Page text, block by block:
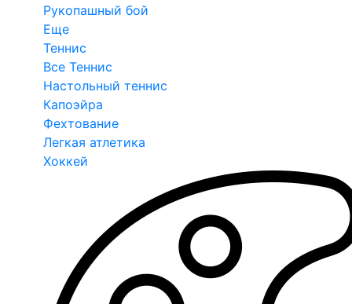
Рукопашный бой
Еще
Теннис
Все Теннис
Настольный теннис
Капоэйра
Фехтование
Легкая атлетика
Хоккей